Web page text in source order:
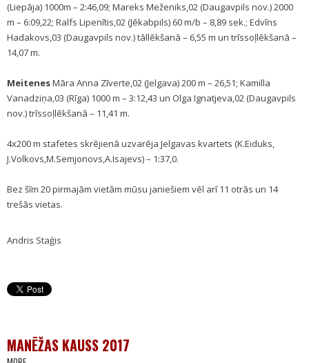
(Liepāja) 1000m – 2:46,09; Mareks Meženiks,02 (Daugavpils nov.) 2000
m – 6:09,22; Ralfs Lipenītis,02 (Jēkabpils) 60 m/b – 8,89 sek.; Edvīns
Hadakovs,03 (Daugavpils nov.) tāllēkšanā – 6,55 m un trīssoļlēkšanā –
14,07 m.
MeitenesMāra Anna Zīverte,02 (Jelgava) 200 m – 26,51; Kamilla
Vanadziņa,03 (Rīga) 1000 m – 3:12,43 un Olga Ignatjeva,02 (Daugavpils
nov.) trīssoļlēkšanā – 11,41 m.
4x200 m stafetes skrējienā uzvarēja Jelgavas kvartets (K.Eiduks,
J.Volkovs,M.Semjonovs,A.Isajevs) – 1:37,0.
Bez šīm 20 pirmajām vietām mūsu janiešiem vēl arī 11 otrās un 14
trešās vietas.
Andris Staģis
MANĒŽAS KAUSS 2017